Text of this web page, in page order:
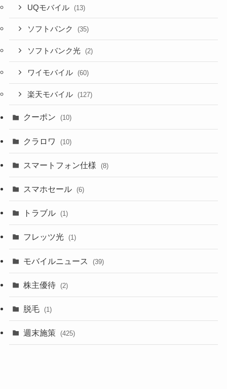
UQモバイル (13)
ソフトバンク (35)
ソフトバンク光 (2)
ワイモバイル (60)
楽天モバイル (127)
クーポン (10)
クラロワ (10)
スマートフォン仕様 (8)
スマホセール (6)
トラブル (1)
フレッツ光 (1)
モバイルニュース (39)
株主優待 (2)
脱毛 (1)
週末施策 (425)